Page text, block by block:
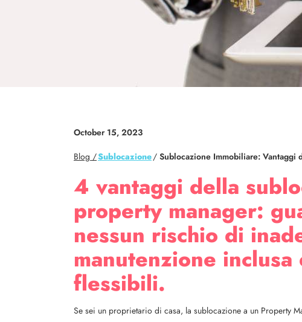
October 15, 2023
Blog /Sublocazione/ Sublocazione Immobiliare: Vantaggi
4 vantaggi della
property manager:
nessun rischio di
manutenzione
flessibili.
Se sei un proprietario di casa, la sublocazione a un Property